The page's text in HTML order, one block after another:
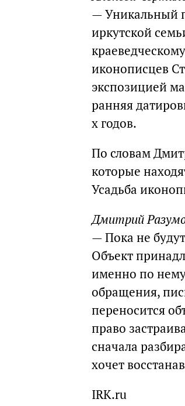
— Уникальный
иркутской
иконописцев
экспозицией
ранняя
х годов.
По словам
которые
Усадьба
Дмитрий
— Пока не
Объект
именно по
обращения,
переносится
право
сначала
хочет
IRK.ru